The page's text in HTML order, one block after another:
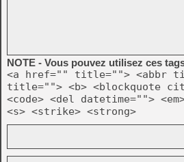
NOTE - Vous pouvez utilisez ces
<a href="" title=""> <abbr
title=""> <b> <blockquote
<code> <del datetime="">
<s> <strike> <strong>